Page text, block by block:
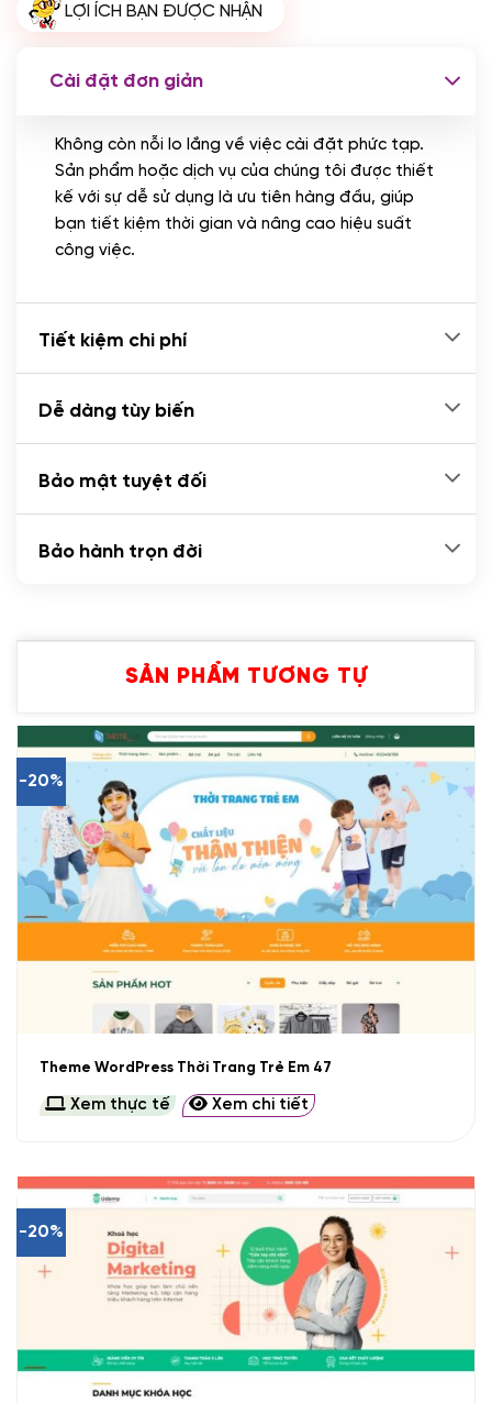
(+200.000 VND)
CÀI ĐẶT PLUGINS
Cài đặt plugin theo yêu cầu
(+100.000 VND)
Cài plugin xử lý thanh toán tự động qua
LỢI ÍCH BẠN ĐƯỢC NHẬN
Cài đặt đơn giản
Không còn nỗi lo lắng về việc cài đặt phức tạp.
Sản phẩm hoặc dịch vụ của chúng tôi được thiết
kế với sự dễ sử dụng là ưu tiên hàng đầu, giúp
bạn tiết kiệm thời gian và nâng cao hiệu suất
công việc.
Tiết kiệm chi phí
Dễ dàng tùy biến
Bảo mật tuyệt đối
Bảo hành trọn đời
SẢN PHẨM TƯƠNG TỰ
-20%
Theme WordPress Thời Trang Trẻ Em 47
Xem thực tế Xem chi tiết
-20%